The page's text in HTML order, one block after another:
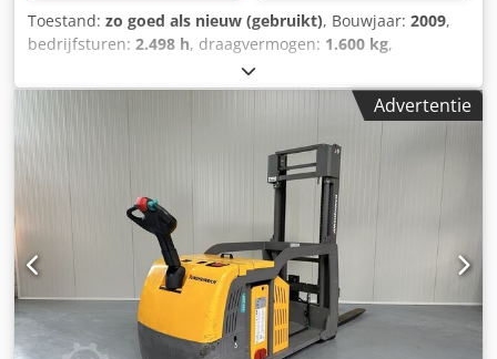
Toestand: zo goed als nieuw (gebruikt), Bouwjaar: 2009,
bedrijfsturen: 2.498 h, draagvermogen: 1.600 kg,
, brandstoftype:
duplex, bouwhoogte:1.740 mm, Manufacturer +
model:SICHELSCHMIDT D 1216 ASM * EX * 2G / Zone 1 Atex
Mast:2F2400 ID:24112.5427 Cat.:Used Mast:2F2400
Lowered height:1740 mm Lifting height:2400 mm
Capacity:1600 kg Year:2009 Crodpfxszq Uadj Agyef
Hours:2498 hours Capacity: Complete NEW * 24v / 460ah *
Bj 2024 Options:* EX * Atex - Sichelschmidt !!!! Systeem FFZ
- Typ ; D1216E PTB 02 ATEX 3150 Gas = IIB Type = Cat 2G (
toegestaan in Zone 1 en 2 ) Temp klasse = T4 Zeer uniek !! -
BREEDSPOOR stapelaar met REACH mast - Vrijdragende
verstelbare vorken - FFL mast met kantel functie - Nieuwe
RVS vorken
Advertentie